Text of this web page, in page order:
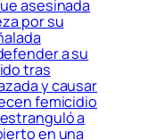
asesinada
por su
a su
tras
y causar
femicidio
a
en una